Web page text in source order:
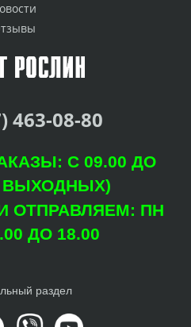
463-08-80
С 09.00 ДО
ВЫХОДНЫХ)
ОТПРАВЛЯЕМ: ПН
ДО 18.00
раздел